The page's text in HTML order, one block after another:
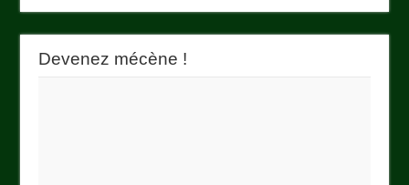
Devenez mécène !